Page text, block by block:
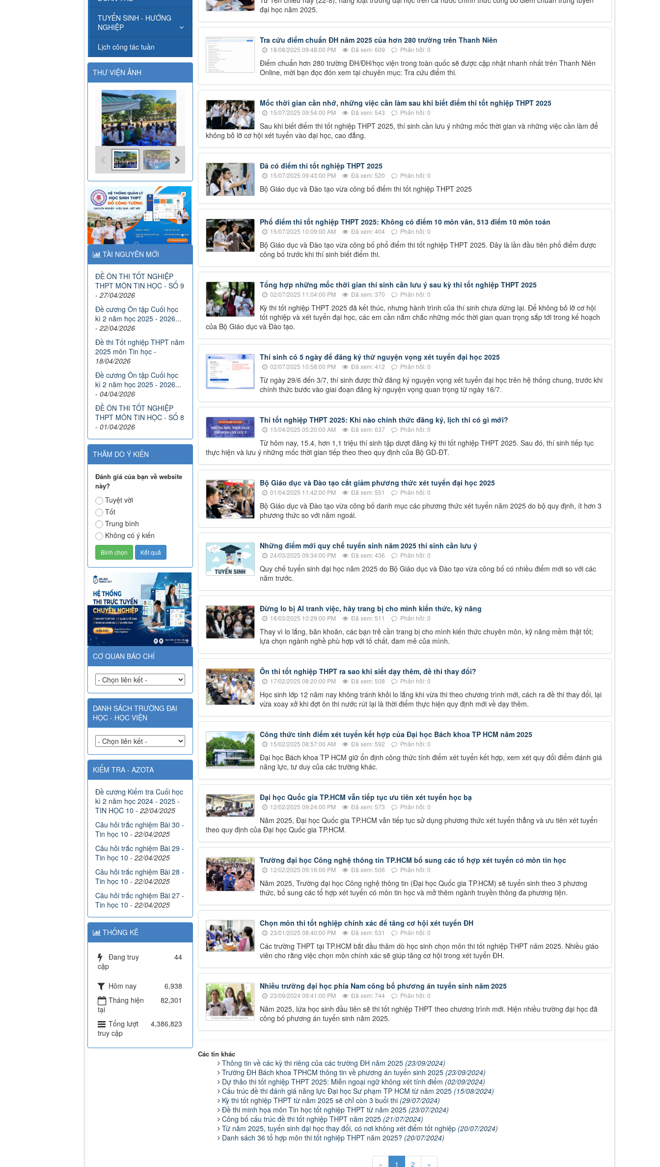
đại học năm 2025.
Tra cứu điểm chuẩn ĐH năm 2025 của hơn 280 trường trên Thanh Niên
18/08/2025 09:48:00 PM Đã xem: 609 Phản hồi: 0
Điểm chuẩn hơn 280 trường ĐH/ĐH/học viện trong toàn quốc sẽ được cập nhật nhanh nhất trên Thanh Niên
Online, mời bạn đọc đón xem tại chuyên mục: Tra cứu điểm thi.
Mốc thời gian cần nhớ, những việc cần làm sau khi biết điểm thi tốt nghiệp THPT 2025
15/07/2025 09:54:00 PM Đã xem: 543 Phản hồi: 0
Sau khi biết điểm thi tốt nghiệp THPT 2025, thí sinh cần lưu ý những mốc thời gian và những việc cần làm để
không bỏ lỡ cơ hội xét tuyển vào đại học, cao đẳng.
Đã có điểm thi tốt nghiệp THPT 2025
15/07/2025 09:43:00 PM Đã xem: 520 Phản hồi: 0
Bộ Giáo dục và Đào tạo vừa công bố điểm thi tốt nghiệp THPT 2025
Phổ điểm thi tốt nghiệp THPT 2025: Không có điểm 10 môn văn, 513 điểm 10 môn toán
15/07/2025 10:09:00 AM Đã xem: 404 Phản hồi: 0
Bộ Giáo dục và Đào tạo vừa công bố phổ điểm thi tốt nghiệp THPT 2025. Đây là lần đầu tiên phổ điểm được
công bố trước khi thí sinh biết điểm thi.
Tổng hợp những mốc thời gian thí sinh cần lưu ý sau kỳ thi tốt nghiệp THPT 2025
02/07/2025 11:04:00 PM Đã xem: 370 Phản hồi: 0
Kỳ thi tốt nghiệp THPT 2025 đã kết thúc, nhưng hành trình của thí sinh chưa dừng lại. Để không bỏ lỡ cơ hội
tốt nghiệp và xét tuyển đại học, các em cần nắm chắc những mốc thời gian quan trọng sắp tới trong kế hoạch
của Bộ Giáo dục và Đào tạo.
Thí sinh có 5 ngày để đăng ký thử nguyện vọng xét tuyển đại học 2025
02/07/2025 10:58:00 PM Đã xem: 412 Phản hồi: 0
Từ ngày 29/6 đến 3/7, thí sinh được thử đăng ký nguyện vọng xét tuyển đại học trên hệ thống chung, trước khi
chính thức bước vào giai đoạn đăng ký nguyện vọng quan trọng từ ngày 16/7.
Thi tốt nghiệp THPT 2025: Khi nào chính thức đăng ký, lịch thi có gì mới?
15/04/2025 05:20:00 AM Đã xem: 637 Phản hồi: 0
Từ hôm nay, 15.4, hơn 1,1 triệu thí sinh tập dượt đăng ký thi tốt nghiệp THPT 2025. Sau đó, thí sinh tiếp tục
thực hiện và lưu ý những mốc thời gian tiếp theo theo quy định của Bộ GD-ĐT.
Bộ Giáo dục và Đào tạo cắt giảm phương thức xét tuyển đại học 2025
01/04/2025 11:42:00 PM Đã xem: 551 Phản hồi: 0
Bộ Giáo dục và Đào tạo vừa công bố danh mục các phương thức xét tuyển năm 2025 do bộ quy định, ít hơn 3
phương thức so với năm ngoái.
Những điểm mới quy chế tuyển sinh năm 2025 thí sinh cần lưu ý
24/03/2025 09:34:00 PM Đã xem: 436 Phản hồi: 0
Quy chế tuyển sinh đại học năm 2025 do Bộ Giáo dục và Đào tạo vừa công bố có nhiều điểm mới so với các
năm trước.
Đừng lo bị AI tranh việc, hãy trang bị cho mình kiến thức, kỹ năng
16/03/2025 10:29:00 PM Đã xem: 511 Phản hồi: 0
Thay vì lo lắng, băn khoăn, các bạn trẻ cần trang bị cho mình kiến thức chuyên môn, kỹ năng mềm thật tốt;
lựa chọn ngành nghề phù hợp với tố chất, đam mê của mình.
Ôn thi tốt nghiệp THPT ra sao khi siết dạy thêm, đề thi thay đổi?
17/02/2025 08:20:00 PM Đã xem: 508 Phản hồi: 0
Học sinh lớp 12 năm nay không tránh khỏi lo lắng khi vừa thi theo chương trình mới, cách ra đề thi thay đổi, lại
vừa xoay xở khi đợt ôn thi nước rút lại là thời điểm thực hiện quy định mới về dạy thêm.
Công thức tính điểm xét tuyển kết hợp của Đại học Bách khoa TP HCM năm 2025
15/02/2025 08:57:00 AM Đã xem: 592 Phản hồi: 0
Đại học Bách khoa TP HCM giữ ổn định công thức tính điểm xét tuyển kết hợp, xem xét quy đổi điểm đánh giá
năng lực, tư duy của các trường khác.
Đại học Quốc gia TP.HCM vẫn tiếp tục ưu tiên xét tuyển học bạ
12/02/2025 09:24:00 PM Đã xem: 573 Phản hồi: 0
Năm 2025, Đại học Quốc gia TP.HCM vẫn tiếp tục sử dụng phương thức xét tuyển thẳng và ưu tiên xét tuyển
theo quy định của Đại học Quốc gia TP.HCM.
Trường đại học Công nghệ thông tin TP.HCM bổ sung các tổ hợp xét tuyển có môn tin học
12/02/2025 09:16:00 PM Đã xem: 506 Phản hồi: 0
Năm 2025, Trường đại học Công nghệ thông tin (Đại học Quốc gia TP.HCM) sẽ tuyển sinh theo 3 phương
thức, bổ sung các tổ hợp xét tuyển có môn tin học và mở thêm ngành truyền thông đa phương tiện.
Chọn môn thi tốt nghiệp chính xác để tăng cơ hội xét tuyển ĐH
23/01/2025 08:40:00 PM Đã xem: 531 Phản hồi: 0
Các trường THPT tại TP.HCM bắt đầu thăm dò học sinh chọn môn thi tốt nghiệp THPT năm 2025. Nhiều giáo
viên cho rằng việc chọn môn chính xác sẽ giúp tăng cơ hội trong xét tuyển ĐH.
Nhiều trường đại học phía Nam công bố phương án tuyển sinh năm 2025
23/09/2024 09:41:00 PM Đã xem: 744 Phản hồi: 0
Năm 2025, lứa học sinh đầu tiên sẽ thi tốt nghiệp THPT theo chương trình mới. Hiện nhiều trường đại học đã
công bố phương án tuyển sinh năm 2025.
Các tin khác
Thông tin về các kỳ thi riêng của các trường ĐH năm 2025 (23/09/2024)
Trường ĐH Bách khoa TPHCM thông tin về phương án tuyển sinh 2025 (23/09/2024)
Dự thảo thi tốt nghiệp THPT 2025: Miễn ngoại ngữ không xét tính điểm (02/09/2024)
Cấu trúc đề thi đánh giá năng lực Đại học Sư phạm TP HCM từ năm 2025 (15/08/2024)
Kỳ thi tốt nghiệp THPT từ năm 2025 sẽ chỉ còn 3 buổi thi (29/07/2024)
Đề thi minh họa môn Tin học tốt nghiệp THPT từ năm 2025 (23/07/2024)
Công bố cấu trúc đề thi tốt nghiệp THPT năm 2025 (21/07/2024)
Từ năm 2025, tuyển sinh đại học thay đổi, có nơi không xét điểm tốt nghiệp (20/07/2024)
Danh sách 36 tổ hợp môn thi tốt nghiệp THPT năm 2025? (20/07/2024)
« 1 2 »
TUYỂN SINH - HƯỚNG
NGHIỆP
Lịch công tác tuần
THƯ VIỆN ẢNH
TÀI NGUYÊN MỚI
ĐỀ ÔN THI TỐT NGHIỆP
THPT MÔN TIN HỌC - SỐ 9
- 27/04/2026
Đề cương Ôn tập Cuối học
kì 2 năm học 2025 - 2026...
- 22/04/2026
Đề thi Tốt nghiệp THPT năm
2025 môn Tin học -
18/04/2026
Đề cương Ôn tập Cuối học
kì 2 năm học 2025 - 2026...
- 04/04/2026
ĐỀ ÔN THI TỐT NGHIỆP
THPT MÔN TIN HỌC - SỐ 8
- 01/04/2026
THĂM DÒ Ý KIẾN
Đánh giá của bạn về website
này?
Tuyệt vời
Tốt
Trung bình
Không có ý kiến
CƠ QUAN BÁO CHÍ
DANH SÁCH TRƯỜNG ĐẠI
HỌC - HỌC VIỆN
KIỂM TRA - AZOTA
Đề cương Kiểm tra Cuối học
kì 2 năm học 2024 - 2025 -
TIN HỌC 10 - 22/04/2025
Câu hỏi trắc nghiệm Bài 30 -
Tin học 10 - 22/04/2025
Câu hỏi trắc nghiệm Bài 29 -
Tin học 10 - 22/04/2025
Câu hỏi trắc nghiệm Bài 28 -
Tin học 10 - 22/04/2025
Câu hỏi trắc nghiệm Bài 27 -
Tin học 10 - 22/04/2025
THỐNG KÊ
Đang truy
cập
44
Hôm nay
6,938
Tháng hiện
tại
82,301
Tổng lượt
truy cập
4,386,823